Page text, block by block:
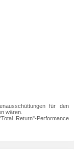
für den
wären.
Return"-Performance